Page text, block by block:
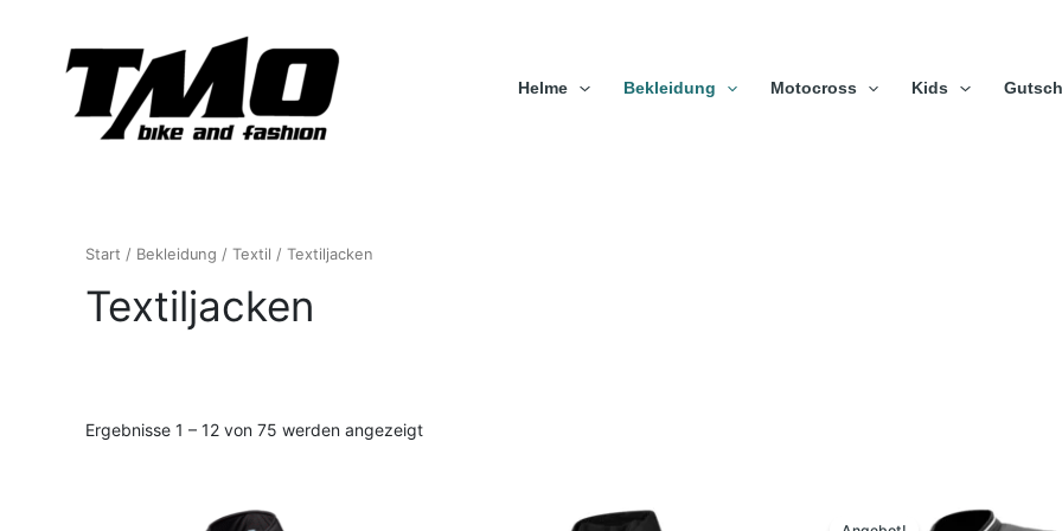
Helme Bekleidung Motocross Kids
Start / Bekleidung / Textil / Textiljacken
Textiljacken
Ergebnisse 1 – 12 von 75 werden angezeigt
Dieses
Preis